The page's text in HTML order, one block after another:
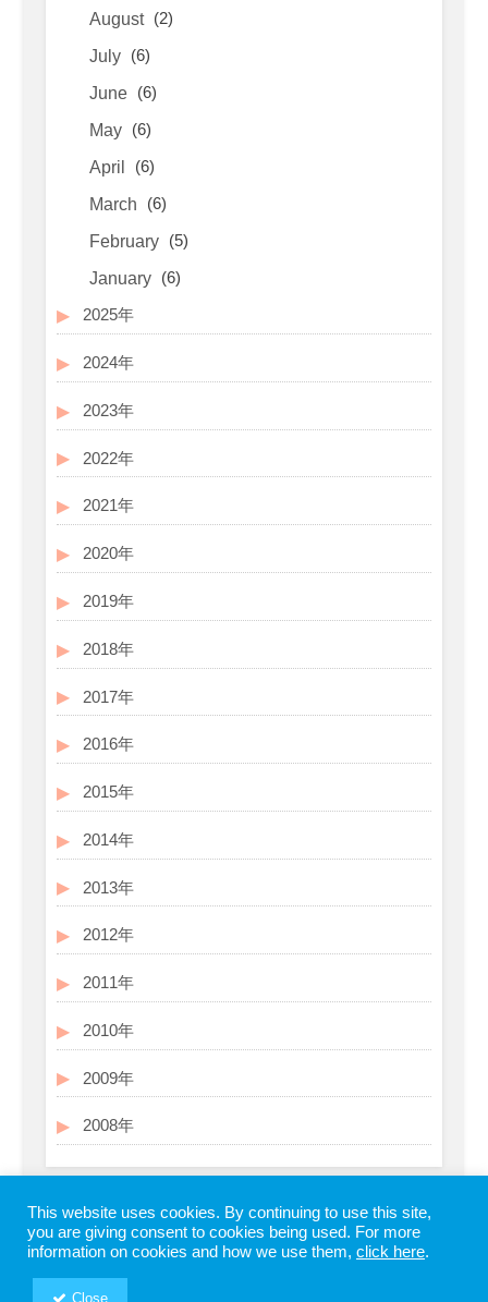
August (2)
July (6)
June (6)
May (6)
April (6)
March (6)
February (5)
January (6)
2025年
2024年
2023年
2022年
2021年
2020年
2019年
2018年
2017年
2016年
2015年
2014年
2013年
2012年
2011年
2010年
2009年
2008年
This website uses cookies. By continuing to use this site,
you are giving consent to cookies being used. For more
information on cookies and how we use them, click here.
Close